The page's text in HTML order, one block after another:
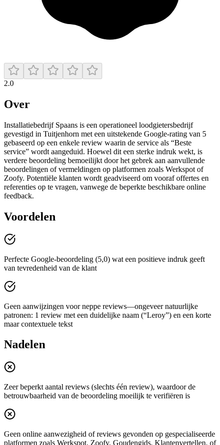
2.0
Over
Installatiebedrijf Spaans is een operationeel loodgietersbedrijf
gevestigd in Tuitjenhorn met een uitstekende Google-rating van 5
gebaseerd op een enkele review waarin de service als “Beste
service” wordt aangeduid. Hoewel dit een sterke indruk wekt, is
verdere beoordeling bemoeilijkt door het gebrek aan aanvullende
beoordelingen of vermeldingen op platformen zoals Werkspot of
Zoofy. Potentiële klanten wordt geadviseerd om vooraf offertes en
referenties op te vragen, vanwege de beperkte beschikbare online
feedback.
Voordelen
Perfecte Google-beoordeling (5,0) wat een positieve indruk geeft
van tevredenheid van de klant
Geen aanwijzingen voor neppe reviews—ongeveer natuurlijke
patronen: 1 review met een duidelijke naam (“Leroy”) en een korte
maar contextuele tekst
Nadelen
Zeer beperkt aantal reviews (slechts één review), waardoor de
betrouwbaarheid van de beoordeling moeilijk te verifiëren is
Geen online aanwezigheid of reviews gevonden op gespecialiseerde
platformen zoals Werkspot, Zoofy, Goudengids, Klantenvertellen, of